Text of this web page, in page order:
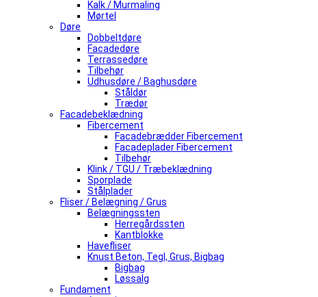
Kalk / Murmaling
Mørtel
Døre
Dobbeltdøre
Facadedøre
Terrassedøre
Tilbehør
Udhusdøre / Baghusdøre
Ståldør
Trædør
Facadebeklædning
Fibercement
Facadebrædder Fibercement
Facadeplader Fibercement
Tilbehør
Klink / TGU / Træbeklædning
Sporplade
Stålplader
Fliser / Belægning / Grus
Belægningssten
Herregårdssten
Kantblokke
Havefliser
Knust Beton, Tegl, Grus, Bigbag
Bigbag
Løssalg
Fundament